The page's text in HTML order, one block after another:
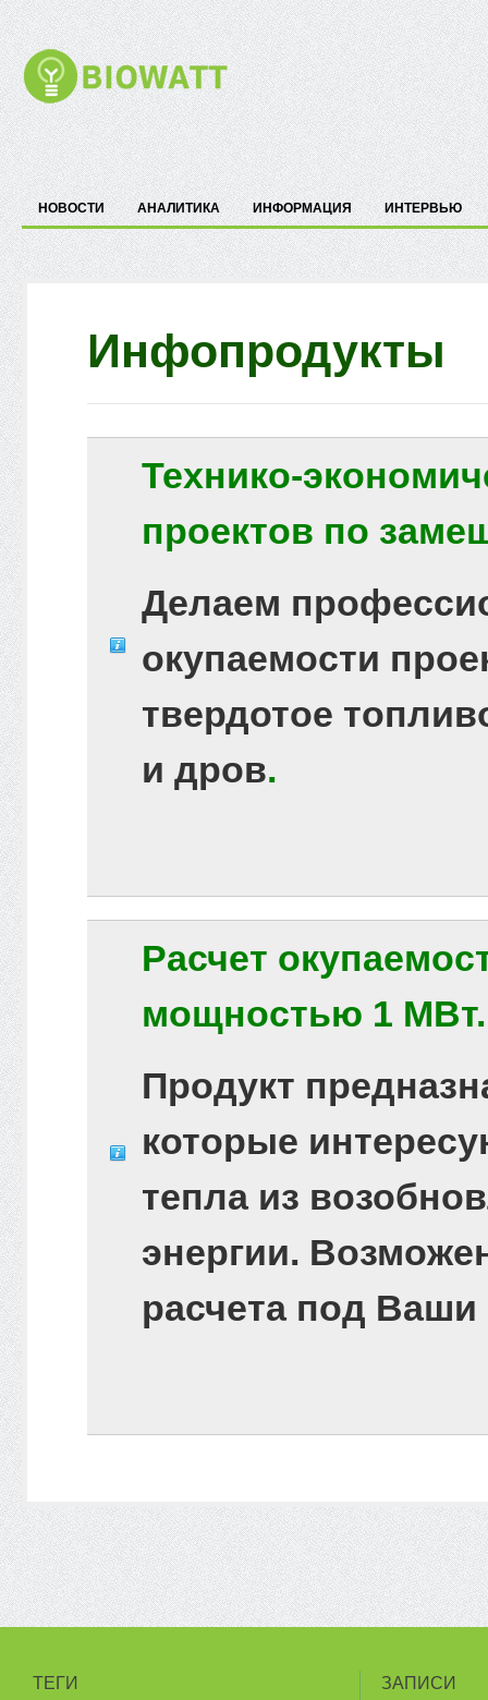
НОВОСТИ АНАЛИТИКА ИНФОРМАЦИЯ ИНТЕРВЬЮ
Инфопродукты
Технико-
проектов по
Делаем
окупаемости
твердотое
и дров.
Расчет
мощностью 1 МВт.
Продукт
которые
тепла из
энергии.
расчета под
ТЕГИ ЗАПИСИ